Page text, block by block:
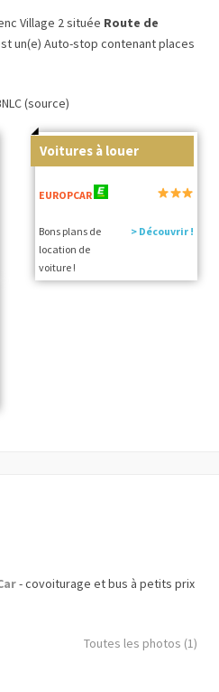
Village 2 située Route de
un(e) Auto-stop contenant places
(source)
Voitures à louer
EUROPCAR
Bons plans de
location de
voiture !
> Découvrir !
- covoiturage et bus à petits prix
Toutes les photos (1)